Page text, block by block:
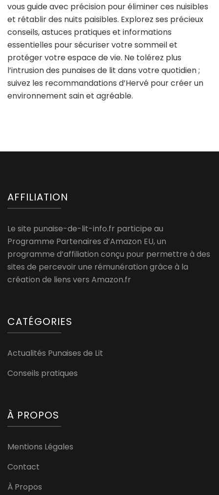
vous guide avec précision pour éliminer ces nuisibles
et rétablir des nuits paisibles. Explorez ses précieux
conseils, astuces pratiques et informations
essentielles pour sécuriser votre sommeil et
protéger votre espace de vie. Ne tolérez plus
l’intrusion des punaises de lit dans votre quotidien ;
suivez les recommandations d’Hervé pour créer un
environnement sain et agréable.
AFFILIATION
Le site punaise-de-lit-info.fr participe au
Programme Partenaires d’Amazon EU, un
programme d’affiliation conçu pour permettre à des
sites de percevoir une rémunération grâce à la
création de liens vers Amazon.fr
CATÉGORIES
Actualités Punaises de Lit
Conseils pratiques
À PROPOS
Mentions Légales
Contact
À Propos